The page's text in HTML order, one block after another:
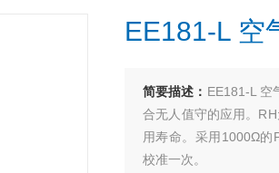
EE181-L 空
简要描述： EE181-L 空
合无人值守的应用。
用寿命。采用1000Ω的
校准一次。